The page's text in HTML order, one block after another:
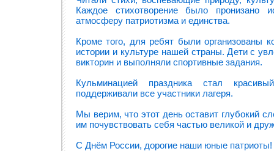
Каждое стихотворение было пронизано
атмосферу патриотизма и единства.
Кроме того, для ребят были организованы
истории и культуре нашей страны. Дети с
викторин и выполняли спортивные задания.
Кульминацией праздника стал
поддерживали все участники лагеря.
Мы верим, что этот день оставит глубокий
им почувствовать себя частью великой и
С Днём России, дорогие наши юные патриоты!